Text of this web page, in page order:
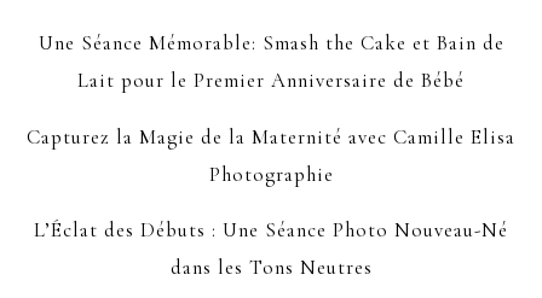
Une Séance Mémorable: Smash the Cake et Bain de
Lait pour le Premier Anniversaire de Bébé
Capturez la Magie de la Maternité avec Camille Elisa
Photographie
L’Éclat des Débuts : Une Séance Photo Nouveau-Né
dans les Tons Neutres